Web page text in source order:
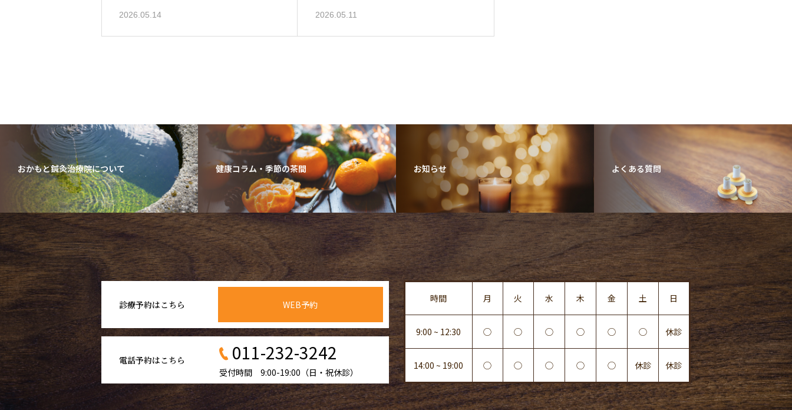
2026.05.14 2026.05.11
おかもと鍼灸治療院について 健康コラム・季節の茶間 お知らせ よくある質問
診療予約はこちら WEB予約
電話予約はこちら 011-232-3242
受付時間 9:00-19:00（日・祝休診）
時間 月 火 水 木 金 土 日
9:00 ~ 12:30 ◯ ◯ ◯ ◯ ◯ ◯ 休診
14:00 ~ 19:00 ◯ ◯ ◯ ◯ ◯ 休診 休診